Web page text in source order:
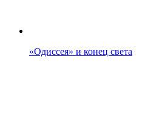
«Одиссея» и конец света